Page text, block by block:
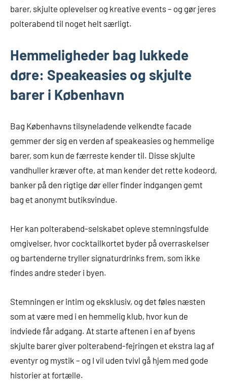
barer, skjulte oplevelser og kreative events – og gør jeres
polterabend til noget helt særligt.
Hemmeligheder bag lukkede
døre: Speakeasies og skjulte
barer i København
Bag Københavns tilsyneladende velkendte facade
gemmer der sig en verden af speakeasies og hemmelige
barer, som kun de færreste kender til. Disse skjulte
vandhuller kræver ofte, at man kender det rette kodeord,
banker på den rigtige dør eller finder indgangen gemt
bag et anonymt butiksvindue.
Her kan polterabend-selskabet opleve stemningsfulde
omgivelser, hvor cocktailkortet byder på overraskelser
og bartenderne tryller signaturdrinks frem, som ikke
findes andre steder i byen.
Stemningen er intim og eksklusiv, og det føles næsten
som at være med i en hemmelig klub, hvor kun de
indviede får adgang. At starte aftenen i en af byens
skjulte barer giver polterabend-fejringen et ekstra lag af
eventyr og mystik – og I vil uden tvivl gå hjem med gode
historier at fortælle.